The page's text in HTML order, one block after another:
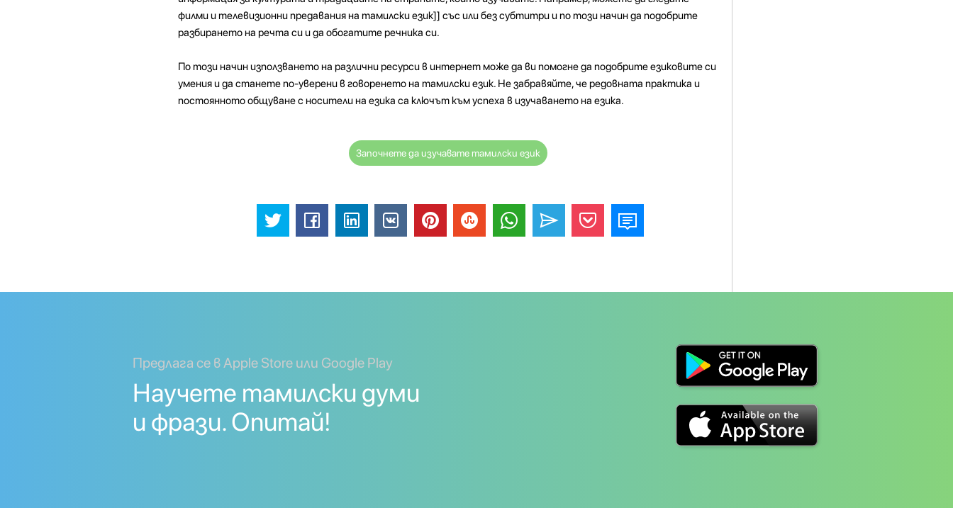
филми и телевизионни предавания на тамилски език]] със или без субтитри и по този начин да подобрите
разбирането на речта си и да обогатите речника си.
По този начин използването на различни ресурси в интернет може да ви помогне да подобрите езиковите си
умения и да станете по-уверени в говоренето на тамилски език. Не забравяйте, че редовната практика и
постоянното общуване с носители на езика са ключът към успеха в изучаването на езика.
Започнете да изучавате тамилски език
Предлага се в Apple Store или Google Play
Научете тамилски думи
и фрази. Опитай!